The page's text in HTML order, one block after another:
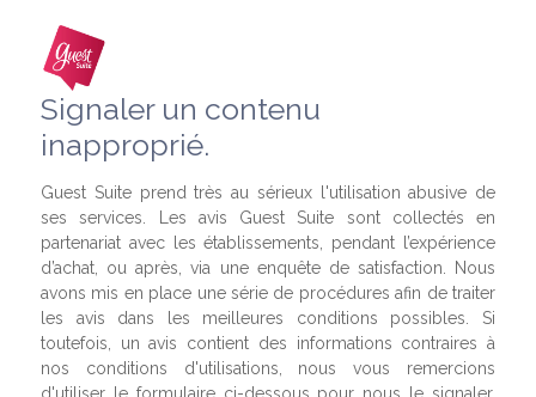
Signaler un contenu
inapproprié.
Guest Suite prend très au sérieux l'utilisation abusive de
ses services. Les avis Guest Suite sont collectés en
partenariat avec les établissements, pendant l’expérience
d’achat, ou après, via une enquête de satisfaction. Nous
avons mis en place une série de procédures afin de traiter
les avis dans les meilleures conditions possibles. Si
toutefois, un avis contient des informations contraires à
nos conditions d'utilisations, nous vous remercions